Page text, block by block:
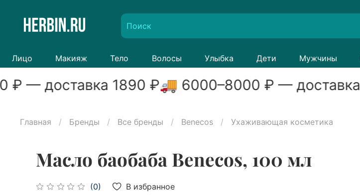
Лицо Макияж Тело Волосы Улыбка Дети Мужчины
₽ — доставка 1890₽🚚 6000–8000₽ — доставка
Главная Бренды Все бренды Benecos Ухаживающая косметика
Масло баобаба Benecos, 100 мл
(0) В избранное